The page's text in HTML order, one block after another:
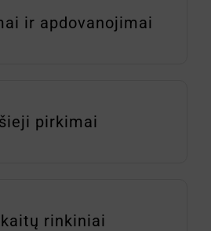
ir apdovanojimai
pirkimai
rinkiniai